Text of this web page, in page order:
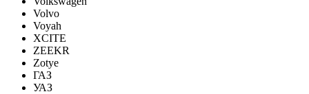
Volvo
Voyah
XCITE
ZEEKR
Zotye
ГАЗ
УАЗ